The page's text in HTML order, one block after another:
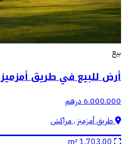
بيع
أرض للبيع في طريق أمزميز
6.000.000 درهم
طريق أمزميز , مراكش